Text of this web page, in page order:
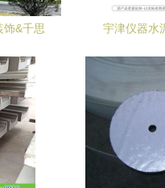
饰&千思
宇津仪器水
泥胶砂